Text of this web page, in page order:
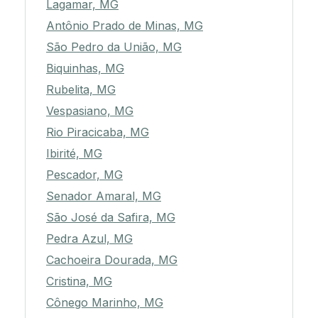
Lagamar, MG
Antônio Prado de Minas, MG
São Pedro da União, MG
Biquinhas, MG
Rubelita, MG
Vespasiano, MG
Rio Piracicaba, MG
Ibirité, MG
Pescador, MG
Senador Amaral, MG
São José da Safira, MG
Pedra Azul, MG
Cachoeira Dourada, MG
Cristina, MG
Cônego Marinho, MG